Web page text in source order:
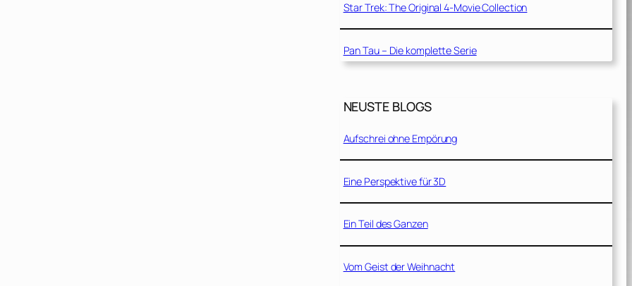
Star Trek: The Original 4-Movie Collection
Pan Tau – Die komplette Serie
NEUSTE BLOGS
Aufschrei ohne Empörung
Eine Perspektive für 3D
Ein Teil des Ganzen
Vom Geist der Weihnacht